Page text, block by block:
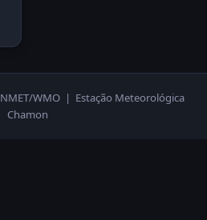
WMO | Estação Meteorológica
Chamon